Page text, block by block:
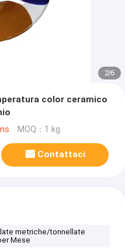
2/6
color ceramico
MOQ：1 kg
Contattaci
metriche/tonnellate
Mese